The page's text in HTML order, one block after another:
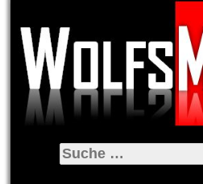
Suche
nach: